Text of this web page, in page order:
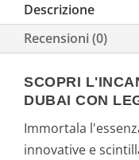
Descrizione
Recensioni (0)
SCOPRI
DUBAI CON
Immortala
innovative e